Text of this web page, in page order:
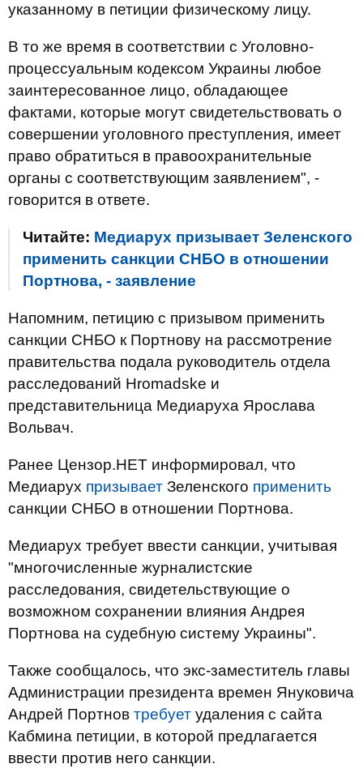
указанному в петиции физическому лицу.
В то же время в соответствии с Уголовно-
процессуальным кодексом Украины любое
заинтересованное лицо, обладающее
фактами, которые могут свидетельствовать о
совершении уголовного преступления, имеет
право обратиться в правоохранительные
органы с соответствующим заявлением", -
говорится в ответе.
Читайте: Медиарух призывает Зеленского
применить санкции СНБО в отношении
Портнова, - заявление
Напомним, петицию с призывом применить
санкции СНБО к Портнову на рассмотрение
правительства подала руководитель отдела
расследований Hromadske и
представительница Медиаруха Ярослава
Вольвач.
Ранее Цензор.НЕТ информировал, что
Медиарух призывает Зеленского применить
санкции СНБО в отношении Портнова.
Медиарух требует ввести санкции, учитывая
"многочисленные журналистские
расследования, свидетельствующие о
возможном сохранении влияния Андрея
Портнова на судебную систему Украины".
Также сообщалось, что экс-заместитель главы
Администрации президента времен Януковича
Андрей Портнов требует удаления с сайта
Кабмина петиции, в которой предлагается
ввести против него санкции.